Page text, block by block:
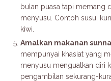
bulan puasa tapi memang
menyusu. Contoh susu,
kiwi.
Amalkan makanan
mempunyai khasiat yang
menyusu menguatkan diri
pengambilan sekurang-